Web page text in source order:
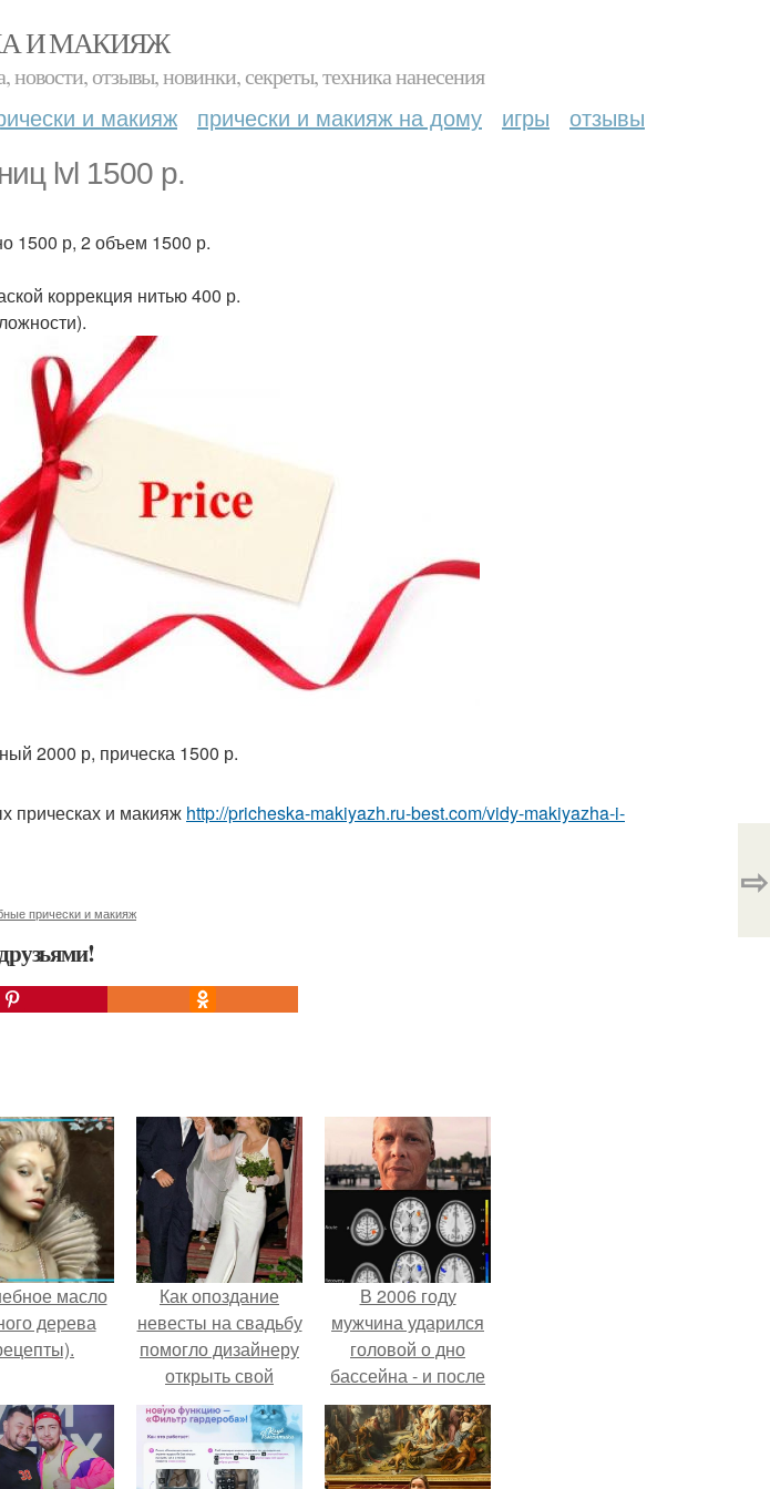
И МАКИЯЖ
отзывы, новинки, секреты, техника нанесения
и макияж прически и макияж на дому игры отзывы
lvl 1500 р.
1500 р, 2 объем 1500 р.
коррекция нитью 400 р.
2000 р, прическа 1500 р.
прическах и макияж http://pricheska-makiyazh.ru-best.com/vidy-makiyazha-i-
прически и макияж
⇨
масло
дерева
Как опоздание
невесты на свадьбу
помогло дизайнеру
открыть свой
бренд.
В 2006 году
мужчина ударился
головой о дно
бассейна - и после
этого его жизнь
изменилась самым
странным образом.